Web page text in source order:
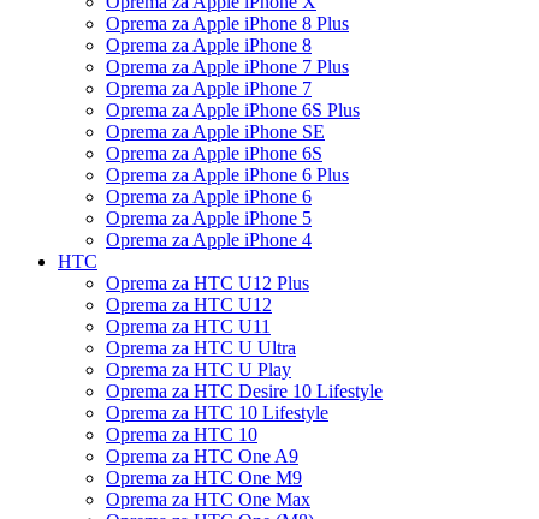
Oprema za Apple iPhone 8 Plus
Oprema za Apple iPhone 8
Oprema za Apple iPhone 7 Plus
Oprema za Apple iPhone 7
Oprema za Apple iPhone 6S Plus
Oprema za Apple iPhone SE
Oprema za Apple iPhone 6S
Oprema za Apple iPhone 6 Plus
Oprema za Apple iPhone 6
Oprema za Apple iPhone 5
Oprema za Apple iPhone 4
HTC
Oprema za HTC U12 Plus
Oprema za HTC U12
Oprema za HTC U11
Oprema za HTC U Ultra
Oprema za HTC U Play
Oprema za HTC Desire 10 Lifestyle
Oprema za HTC 10 Lifestyle
Oprema za HTC 10
Oprema za HTC One A9
Oprema za HTC One M9
Oprema za HTC One Max